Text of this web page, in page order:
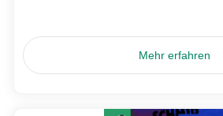
Mehr erfahren